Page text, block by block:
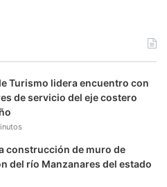
Turismo lidera encuentro con
de servicio del eje costero
construcción de muro de
del río Manzanares del estado